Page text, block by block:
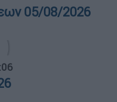
05/08/2026